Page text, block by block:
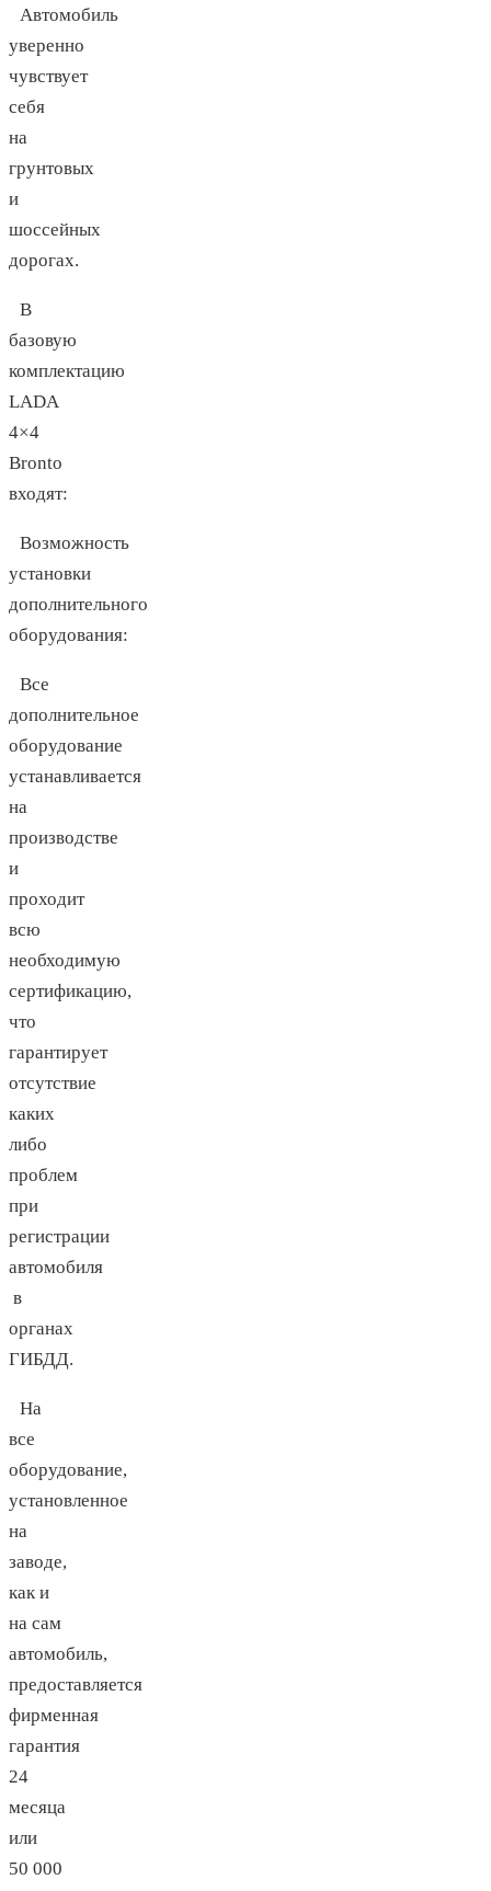
Автомобиль
уверенно
чувствует
себя
на
грунтовых
и
шоссейных
дорогах.
В
базовую
комплектацию
LADA
4×4
Bronto
входят:
Возможность
установки
дополнительного
оборудования:
Все
дополнительное
оборудование
устанавливается
на
производстве
и
проходит
всю
необходимую
сертификацию,
что
гарантирует
отсутствие
каких
либо
проблем
при
регистрации
автомобиля
в
органах
ГИБДД.
На
все
оборудование,
установленное
на
заводе,
как и
на сам
автомобиль,
предоставляется
фирменная
гарантия
24
месяца
или
50 000